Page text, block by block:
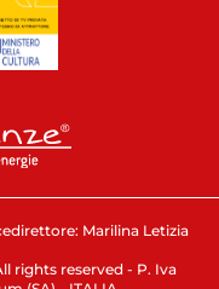
Marilina Letizia
rights reserved - P. Iva